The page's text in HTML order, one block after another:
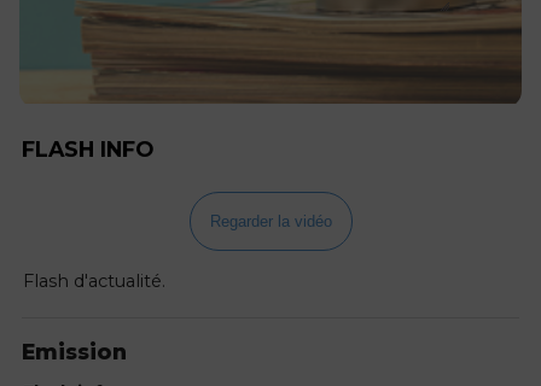
FLASH INFO
Regarder la vidéo
Flash d'actualité.
Emission